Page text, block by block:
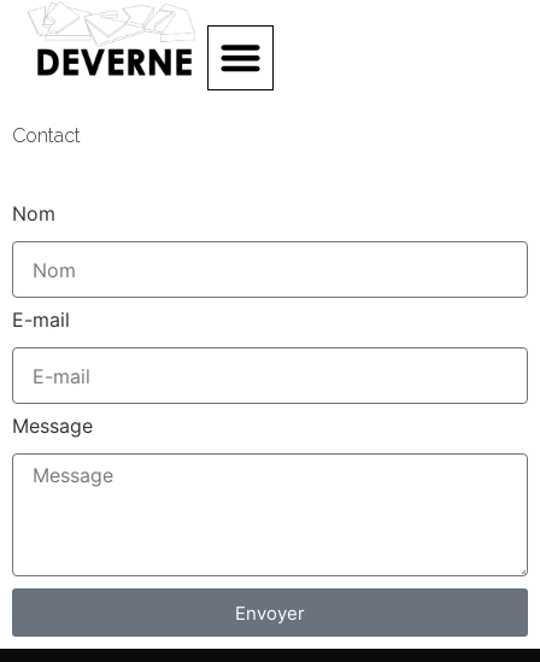
Contact
Nom
E-mail
Message
Envoyer